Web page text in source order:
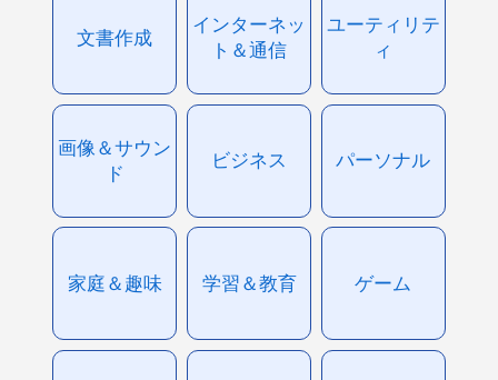
文書作成
インターネッ
ト＆通信
ユーティリテ
ィ
画像＆サウン
ド
ビジネス パーソナル
家庭＆趣味 学習＆教育 ゲーム